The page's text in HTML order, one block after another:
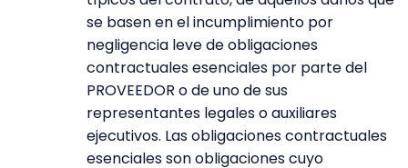
se basen en el incumplimiento por
negligencia leve de obligaciones
contractuales esenciales por parte del
PROVEEDOR o de uno de sus
representantes legales o auxiliares
ejecutivos. Las obligaciones contractuales
esenciales son obligaciones cuyo